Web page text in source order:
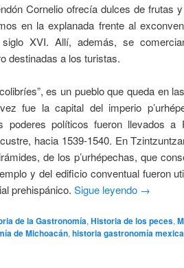
Cornelio ofrecía dulces de frutas
en la explanada frente al
XVI. Allí, además, se
destinadas a los turistas.
es un pueblo que queda en
fue la capital del imperio
poderes políticos fueron llevados a
hacia 1539-1540. En
de los p’urhépechas, que
y del edificio conventual fueron
prehispánico. Sigue leyendo →
de la Gastronomía, Historia de los peces,
de Michoacán, historia gastronomía